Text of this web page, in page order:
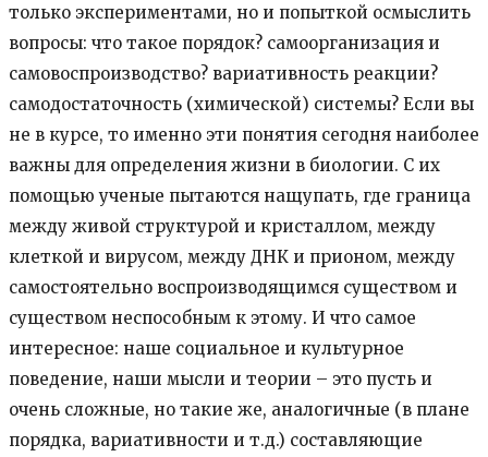
только экспериментами, но и попыткой осмыслить
вопросы: что такое порядок? самоорганизация и
самовоспроизводство? вариативность реакции?
самодостаточность (химической) системы? Если вы
не в курсе, то именно эти понятия сегодня наиболее
важны для определения жизни в биологии. С их
помощью ученые пытаются нащупать, где граница
между живой структурой и кристаллом, между
клеткой и вирусом, между ДНК и прионом, между
самостоятельно воспроизводящимся существом и
существом неспособным к этому. И что самое
интересное: наше социальное и культурное
поведение, наши мысли и теории – это пусть и
очень сложные, но такие же, аналогичные (в плане
порядка, вариативности и т.д.) составляющие